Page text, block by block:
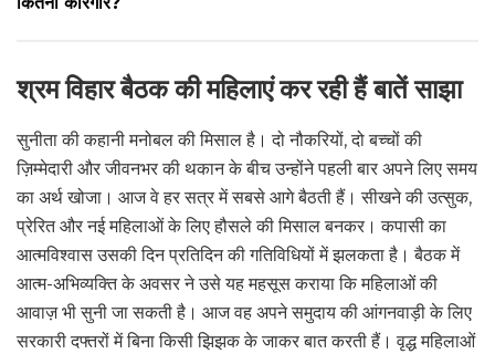
श्रम विहार बैठक की महिलाएं कर रही हैं बातें साझा
सुनीता की कहानी मनोबल की मिसाल है। दो नौकरियों, दो बच्चों की
ज़िम्मेदारी और जीवनभर की थकान के बीच उन्होंने पहली बार अपने लिए समय
का अर्थ खोजा। आज वे हर सत्र में सबसे आगे बैठती हैं। सीखने की उत्सुक,
प्रेरित और नई महिलाओं के लिए हौसले की मिसाल बनकर। कपासी का
आत्मविश्वास उसकी दिन प्रतिदिन की गतिविधियों में झलकता है। बैठक में
आत्म-अभिव्यक्ति के अवसर ने उसे यह महसूस कराया कि महिलाओं की
आवाज़ भी सुनी जा सकती है। आज वह अपने समुदाय की आंगनवाड़ी के लिए
सरकारी दफ्तरों में बिना किसी झिझक के जाकर बात करती हैं। वृद्ध महिलाओं